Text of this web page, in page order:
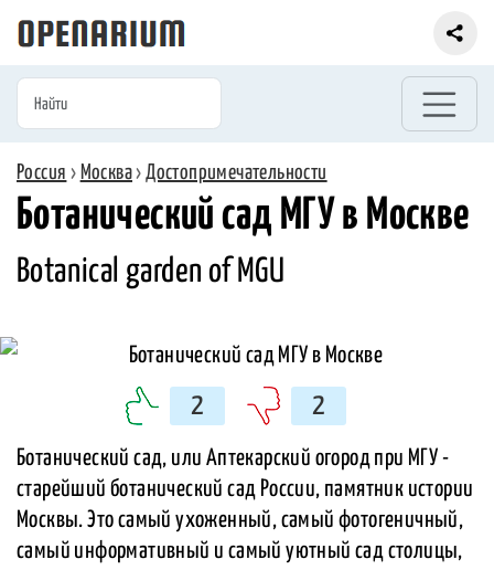
Россия › Москва›Достопримечательности
Ботанический сад МГУ в Москве
Botanical garden of MGU
2 2
Ботанический сад, или Аптекарский огород при МГУ -
старейший ботанический сад России, памятник истории
Москвы. Это самый ухоженный, самый фотогеничный,
самый информативный и самый уютный сад столицы,